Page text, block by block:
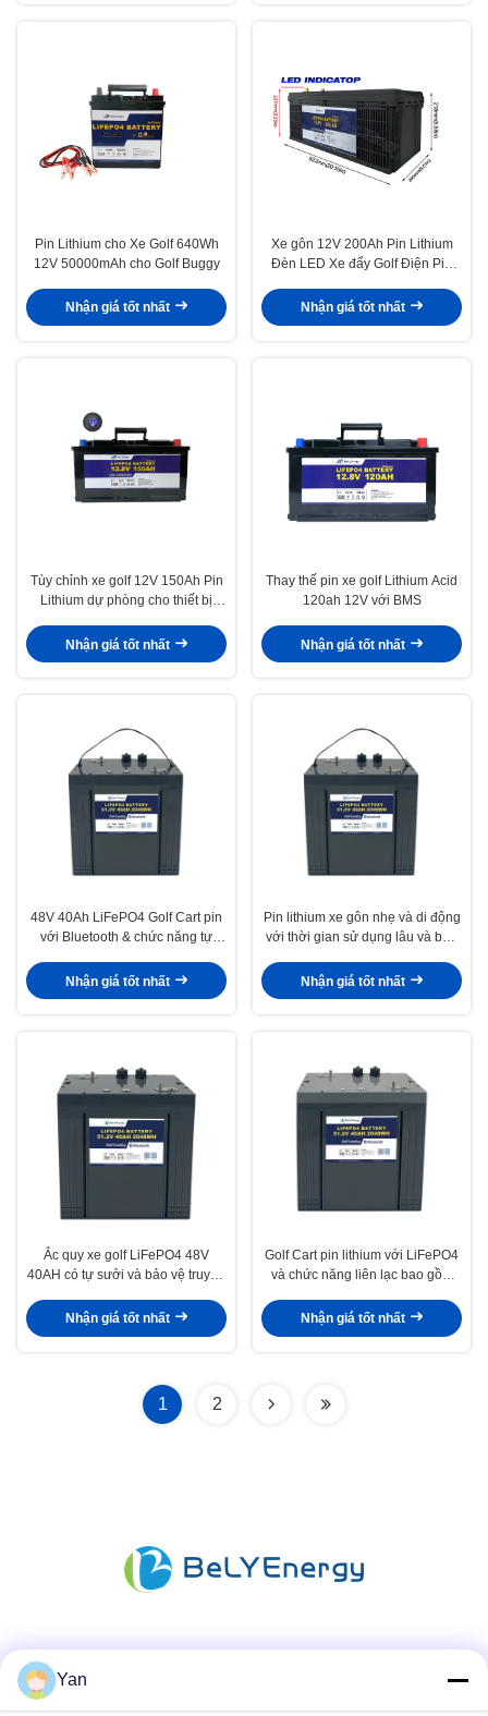
Pin Lithium cho Xe Golf 640Wh
12V 50000mAh cho Golf Buggy
Nhận giá tốt nhất
Xe gôn 12V 200Ah Pin Lithium
Đèn LED Xe đẩy Golf Điện Pin
Nhận giá tốt nhất
Tùy chỉnh xe golf 12V 150Ah Pin
Lithium dự phòng cho thiết bị
Nhận giá tốt nhất
Thay thế pin xe golf Lithium Acid
120ah 12V với BMS
Nhận giá tốt nhất
48V 40Ah LiFePO4 Golf Cart pin
với Bluetooth & chức năng tự
Nhận giá tốt nhất
Pin lithium xe gôn nhẹ và di động
với thời gian sử dụng lâu và bảo
Nhận giá tốt nhất
Ắc quy xe golf LiFePO4 48V
40AH có tự sưởi và bảo vệ truyền
Nhận giá tốt nhất
Golf Cart pin lithium với LiFePO4
và chức năng liên lạc bao gồm
Nhận giá tốt nhất
1 2
Yan